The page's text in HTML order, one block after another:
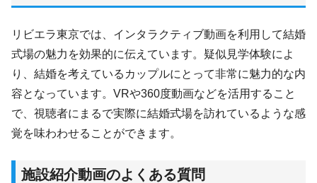
リビエラ東京では、インタラクティブ動画を利用して結婚
式場の魅力を効果的に伝えています。疑似見学体験によ
り、結婚を考えているカップルにとって非常に魅力的な内
容となっています。VRや360度動画などを活用すること
で、視聴者にまるで実際に結婚式場を訪れているような感
覚を味わわせることができます。
施設紹介動画のよくある質問